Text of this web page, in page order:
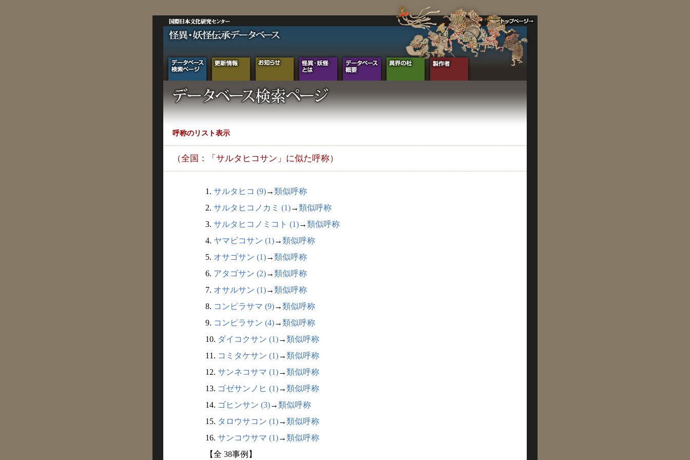
呼称のリスト表示
（全国：「サルタヒコサン」に似た呼称）
1. サルタヒコ (9)→類似呼称
2. サルタヒコノカミ (1)→類似呼称
3. サルタヒコノミコト (1)→類似呼称
4. ヤマビコサン (1)→類似呼称
5. オサゴサン (1)→類似呼称
6. アタゴサン (2)→類似呼称
7. オサルサン (1)→類似呼称
8. コンピラサマ (9)→類似呼称
9. コンピラサン (4)→類似呼称
10. ダイコクサン (1)→類似呼称
11. コミタケサン (1)→類似呼称
12. サンネコサマ (1)→類似呼称
13. ゴゼサンノヒ (1)→類似呼称
14. ゴヒンサン (3)→類似呼称
15. タロウサコン (1)→類似呼称
16. サンコウサマ (1)→類似呼称
【全 38事例】